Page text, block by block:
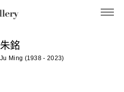
朱銘
Ju Ming (1938 - 2023)